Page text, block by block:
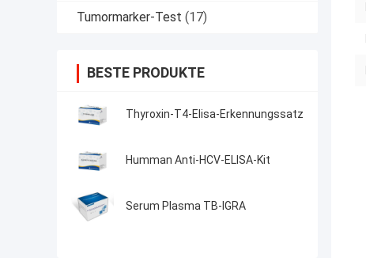
Tumormarker-Test (17)
BESTE PRODUKTE
Thyroxin-T4-Elisa-Erkennungssatz
Humman Anti-HCV-ELISA-Kit
Serum Plasma TB-IGRA